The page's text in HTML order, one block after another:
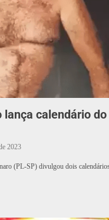
lança calendário
2023
(PL-SP) divulgou dois